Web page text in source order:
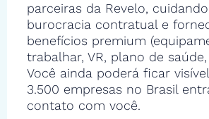
parceiras da Revelo,
burocracia contratual e
benefícios premium
trabalhar, VR, plano de
Você ainda poderá ficar
3.500 empresas no Brasil
contato com você.